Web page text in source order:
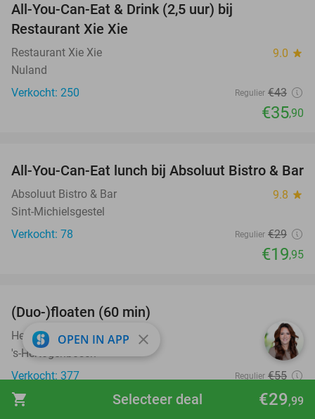
shopping_cart €29,99
Selecteer deal
All-You-Can-Eat & Drink (2,5 uur) bij
Restaurant Xie Xie
Restaurant Xie Xie 9.0 star
Nuland
Verkocht: 250
Regulier €43
€35,90
31%
All-You-Can-Eat lunch bij Absoluut Bistro & Bar
Absoluut Bistro & Bar 9.8 star
Sint-Michielsgestel
Verkocht: 78
Regulier €29
€19,95
32%
(Duo-)floaten (60 min)
Het Centrum Den Bosch 9.9star
's-Hertogenbosch
Verkocht: 377
Regulier €55
€37 ,50
OPEN IN APP close